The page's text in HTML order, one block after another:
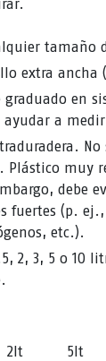
tamaño
extra ancha
graduado en
ayudar a
No
Plástico muy
debe
fuertes (p.
etc.).
2, 3, 5 o 10
2lt 5lt